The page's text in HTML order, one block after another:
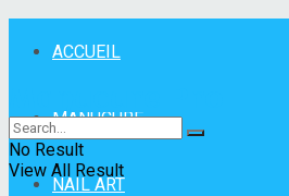
ACCUEIL
MANUCURE
NAIL ART
No Result
View All Result